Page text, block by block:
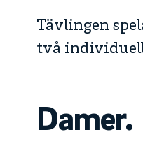
Tävlingen
två
Damer.